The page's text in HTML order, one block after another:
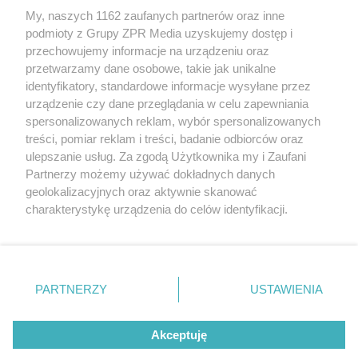
Żaden utwór zamieszczony w serwisie nie może być powielany i
rozpowszechniany lub dalej rozpowszechniany w jakikolwiek sposób (w
tym także elektroniczny lub mechaniczny) na jakimkolwiek polu
eksploatacji w jakiejkolwiek formie, włącznie z umieszczaniem w
Internecie bez pisemnej zgody właściciela praw. Jakiekolwiek użycie lub
wykorzystanie utworów w całości lub w części z naruszeniem prawa,
tzn. bez właściwej zgody, jest zabronione pod groźbą kary i może być
ścigane prawnie.
© 2026 Grupa ZPR Media
My, naszych 1162 zaufanych partnerów oraz inne
podmioty z Grupy ZPR Media uzyskujemy dostęp i
przechowujemy informacje na urządzeniu oraz
przetwarzamy dane osobowe, takie jak unikalne
identyfikatory, standardowe informacje wysyłane przez
urządzenie czy dane przeglądania w celu zapewniania
spersonalizowanych reklam, wybór spersonalizowanych
treści, pomiar reklam i treści, badanie odbiorców oraz
ulepszanie usług. Za zgodą Użytkownika my i Zaufani
Partnerzy możemy używać dokładnych danych
geolokalizacyjnych oraz aktywnie skanować
charakterystykę urządzenia do celów identyfikacji.
zmienić/wycofać klikając przycisk ustawień prywatności
znajdujący się w lewym dolnym rogu strony
rodzaje przetwarzania danych nie wymagają zgody
użytkownika, ale masz prawo sprzeciwić się takiemu
przetwarzaniu. Preferencje będą miały zastosowanie tylko
PARTNERZY USTAWIENIA
Akceptuję